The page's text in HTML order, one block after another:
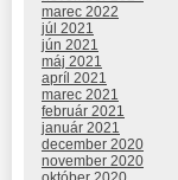
marec 2022
júl 2021
jún 2021
máj 2021
apríl 2021
marec 2021
február 2021
január 2021
december 2020
november 2020